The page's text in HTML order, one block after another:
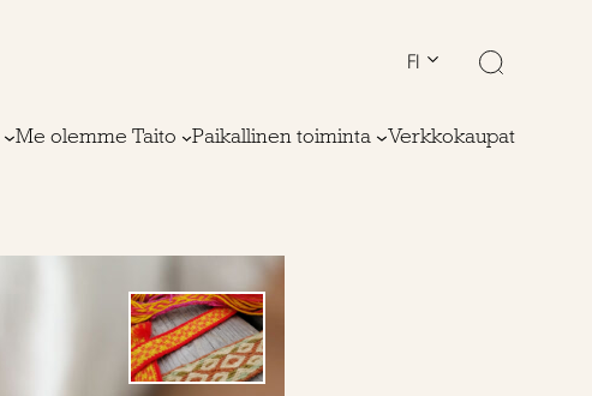
FI
Me olemme Taito Paikallinen toiminta Verkkokaupat